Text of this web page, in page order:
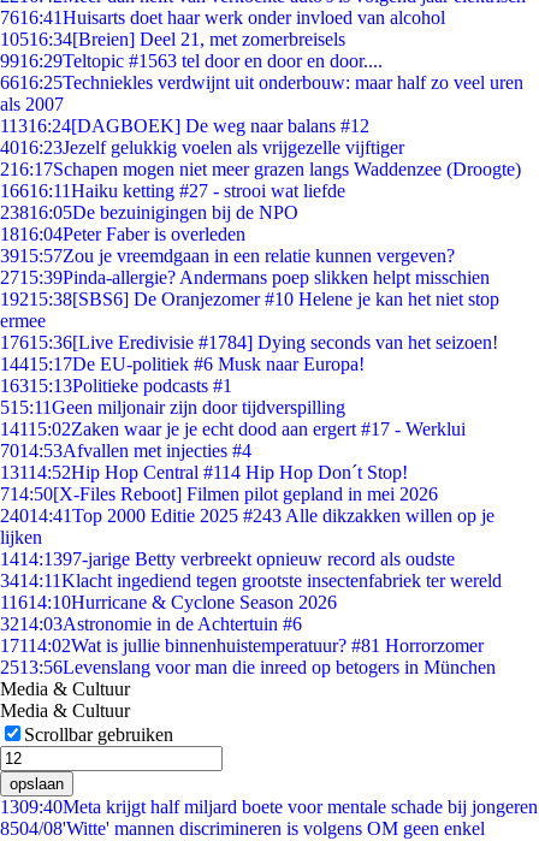
7616:41Huisarts doet haar werk onder invloed van alcohol
10516:34[Breien] Deel 21, met zomerbreisels
9916:29Teltopic #1563 tel door en door en door....
6616:25Techniekles verdwijnt uit onderbouw: maar half zo veel uren
als 2007
11316:24[DAGBOEK] De weg naar balans #12
4016:23Jezelf gelukkig voelen als vrijgezelle vijftiger
216:17Schapen mogen niet meer grazen langs Waddenzee (Droogte)
16616:11Haiku ketting #27 - strooi wat liefde
23816:05De bezuinigingen bij de NPO
1816:04Peter Faber is overleden
3915:57Zou je vreemdgaan in een relatie kunnen vergeven?
2715:39Pinda-allergie? Andermans poep slikken helpt misschien
19215:38[SBS6] De Oranjezomer #10 Helene je kan het niet stop
ermee
17615:36[Live Eredivisie #1784] Dying seconds van het seizoen!
14415:17De EU-politiek #6 Musk naar Europa!
16315:13Politieke podcasts #1
515:11Geen miljonair zijn door tijdverspilling
14115:02Zaken waar je je echt dood aan ergert #17 - Werklui
7014:53Afvallen met injecties #4
13114:52Hip Hop Central #114 Hip Hop Don´t Stop!
714:50[X-Files Reboot] Filmen pilot gepland in mei 2026
24014:41Top 2000 Editie 2025 #243 Alle dikzakken willen op je
lijken
1414:1397-jarige Betty verbreekt opnieuw record als oudste
3414:11Klacht ingediend tegen grootste insectenfabriek ter wereld
11614:10Hurricane & Cyclone Season 2026
3214:03Astronomie in de Achtertuin #6
17114:02Wat is jullie binnenhuistemperatuur? #81 Horrorzomer
2513:56Levenslang voor man die inreed op betogers in München
Media & Cultuur
Media & Cultuur
Scrollbar gebruiken
opslaan
1309:40Meta krijgt half miljard boete voor mentale schade bij jongeren
8504/08'Witte' mannen discrimineren is volgens OM geen enkel